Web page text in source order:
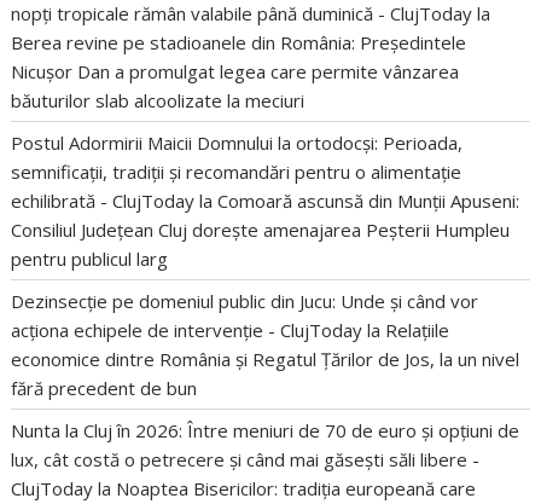
nopți tropicale rămân valabile până duminică - ClujToday la
Berea revine pe stadioanele din România: Președintele
Nicușor Dan a promulgat legea care permite vânzarea
băuturilor slab alcoolizate la meciuri
Postul Adormirii Maicii Domnului la ortodocși: Perioada,
semnificații, tradiții și recomandări pentru o alimentație
echilibrată - ClujToday laComoară ascunsă din Munții Apuseni:
Consiliul Județean Cluj dorește amenajarea Peșterii Humpleu
pentru publicul larg
Dezinsecție pe domeniul public din Jucu: Unde și când vor
acționa echipele de intervenție - ClujToday la Relațiile
economice dintre România și Regatul Țărilor de Jos, la un nivel
fără precedent de bun
Nunta la Cluj în 2026: Între meniuri de 70 de euro și opțiuni de
lux, cât costă o petrecere și când mai găsești săli libere -
ClujToday la Noaptea Bisericilor: tradiția europeană care